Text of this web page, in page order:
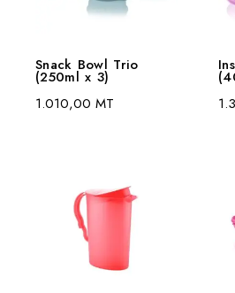
Snack Bowl Trio
(250ml x 3)
1.010,00 MT